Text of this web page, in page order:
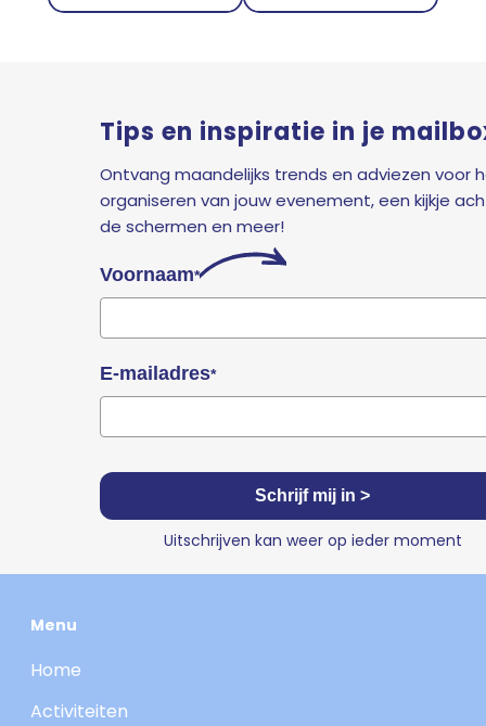
Tips en inspiratie in je
Ontvang maandelijks trends en adviezen voor
organiseren van jouw evenement, een kijkje
de schermen en meer!
Voornaam*
E-mailadres*
Schrijf mij in >
Uitschrijven kan weer op ieder moment
Menu
Home
Activiteiten